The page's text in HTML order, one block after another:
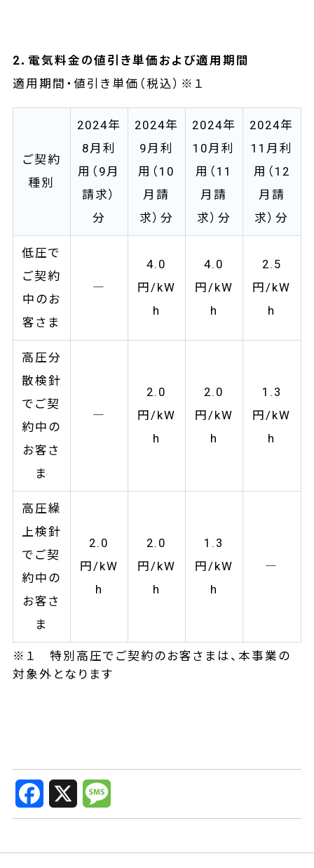
2．電気料金の値引き単価および適用期間
適用期間・値引き単価（税込）※１
ご契約
種別
2024年
8月利
用（9月
請求）
分
2024年
9月利
用（10
月請
求）分
2024年
10月利
用（11
月請
求）分
2024年
11月利
用（12
月請
求）分
低圧で
ご契約
中のお
客さま
―
4.0
円/kW
h
4.0
円/kW
h
2.5
円/kW
h
高圧分
散検針
でご契
約中の
お客さ
ま
―
2.0
円/kW
h
2.0
円/kW
h
1.3
円/kW
h
高圧繰
上検針
でご契
約中の
お客さ
ま
2.0
円/kW
h
2.0
円/kW
h
1.3
円/kW
h
―
※１ 特別高圧でご契約のお客さまは、本事業の
対象外となります
F
c
e
o
X
M
s
s
e